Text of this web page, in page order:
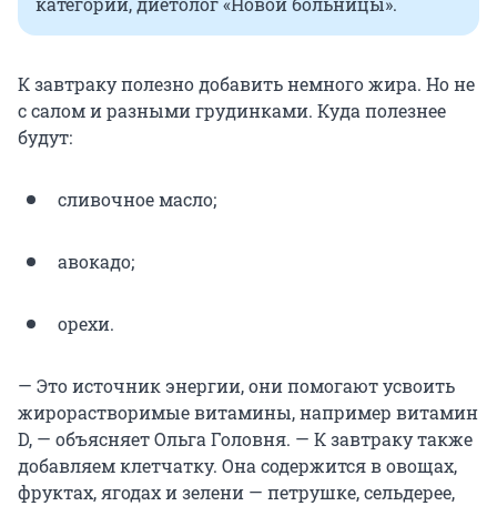
К завтраку полезно добавить немного жира. Но не
с салом и разными грудинками. Куда полезнее
будут:
сливочное масло;
авокадо;
орехи.
— Это источник энергии, они помогают усвоить
жирорастворимые витамины, например витамин
D, — объясняет Ольга Головня. — К завтраку также
добавляем клетчатку. Она содержится в овощах,
фруктах, ягодах и зелени — петрушке, сельдерее,